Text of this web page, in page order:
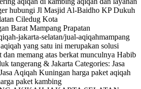
hubungi Jl Masjid Al-Baidho KP Dukuh
Ciledug Kota
Barat Mampang Prapatan
jakarta-selatan/jual-aqiqahmampang
yang satu ini merupakan solusi
dan memang atas berkat munculnya Habib
tangerang & Jakarta Categories: Jasa
Aqiqah Kuningan harga paket aqiqah
paket kambing